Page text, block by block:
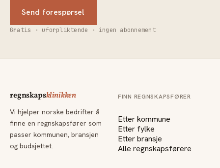
Send forespørsel
Gratis · uforpliktende · ingen abonnement
regnskapsklinikken
Vi hjelper norske bedrifter å
finne en regnskapsfører som
passer kommunen, bransjen
og budsjettet.
FINN REGNSKAPSFØRER
Etter kommune
Etter fylke
Etter bransje
Alle regnskapsførere